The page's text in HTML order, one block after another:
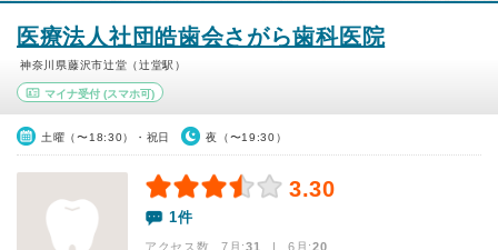
医療法人社団皓歯会さがら歯科医院
神奈川県藤沢市辻堂（辻堂駅）
マイナ受付 (スマホ可)
土曜（〜18:30）・祝日 夜（〜19:30）
3.30
1件
アクセス数 7月:31 | 6月:20